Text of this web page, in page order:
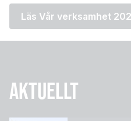
Läs Vår verksamhet
AKTUELLT